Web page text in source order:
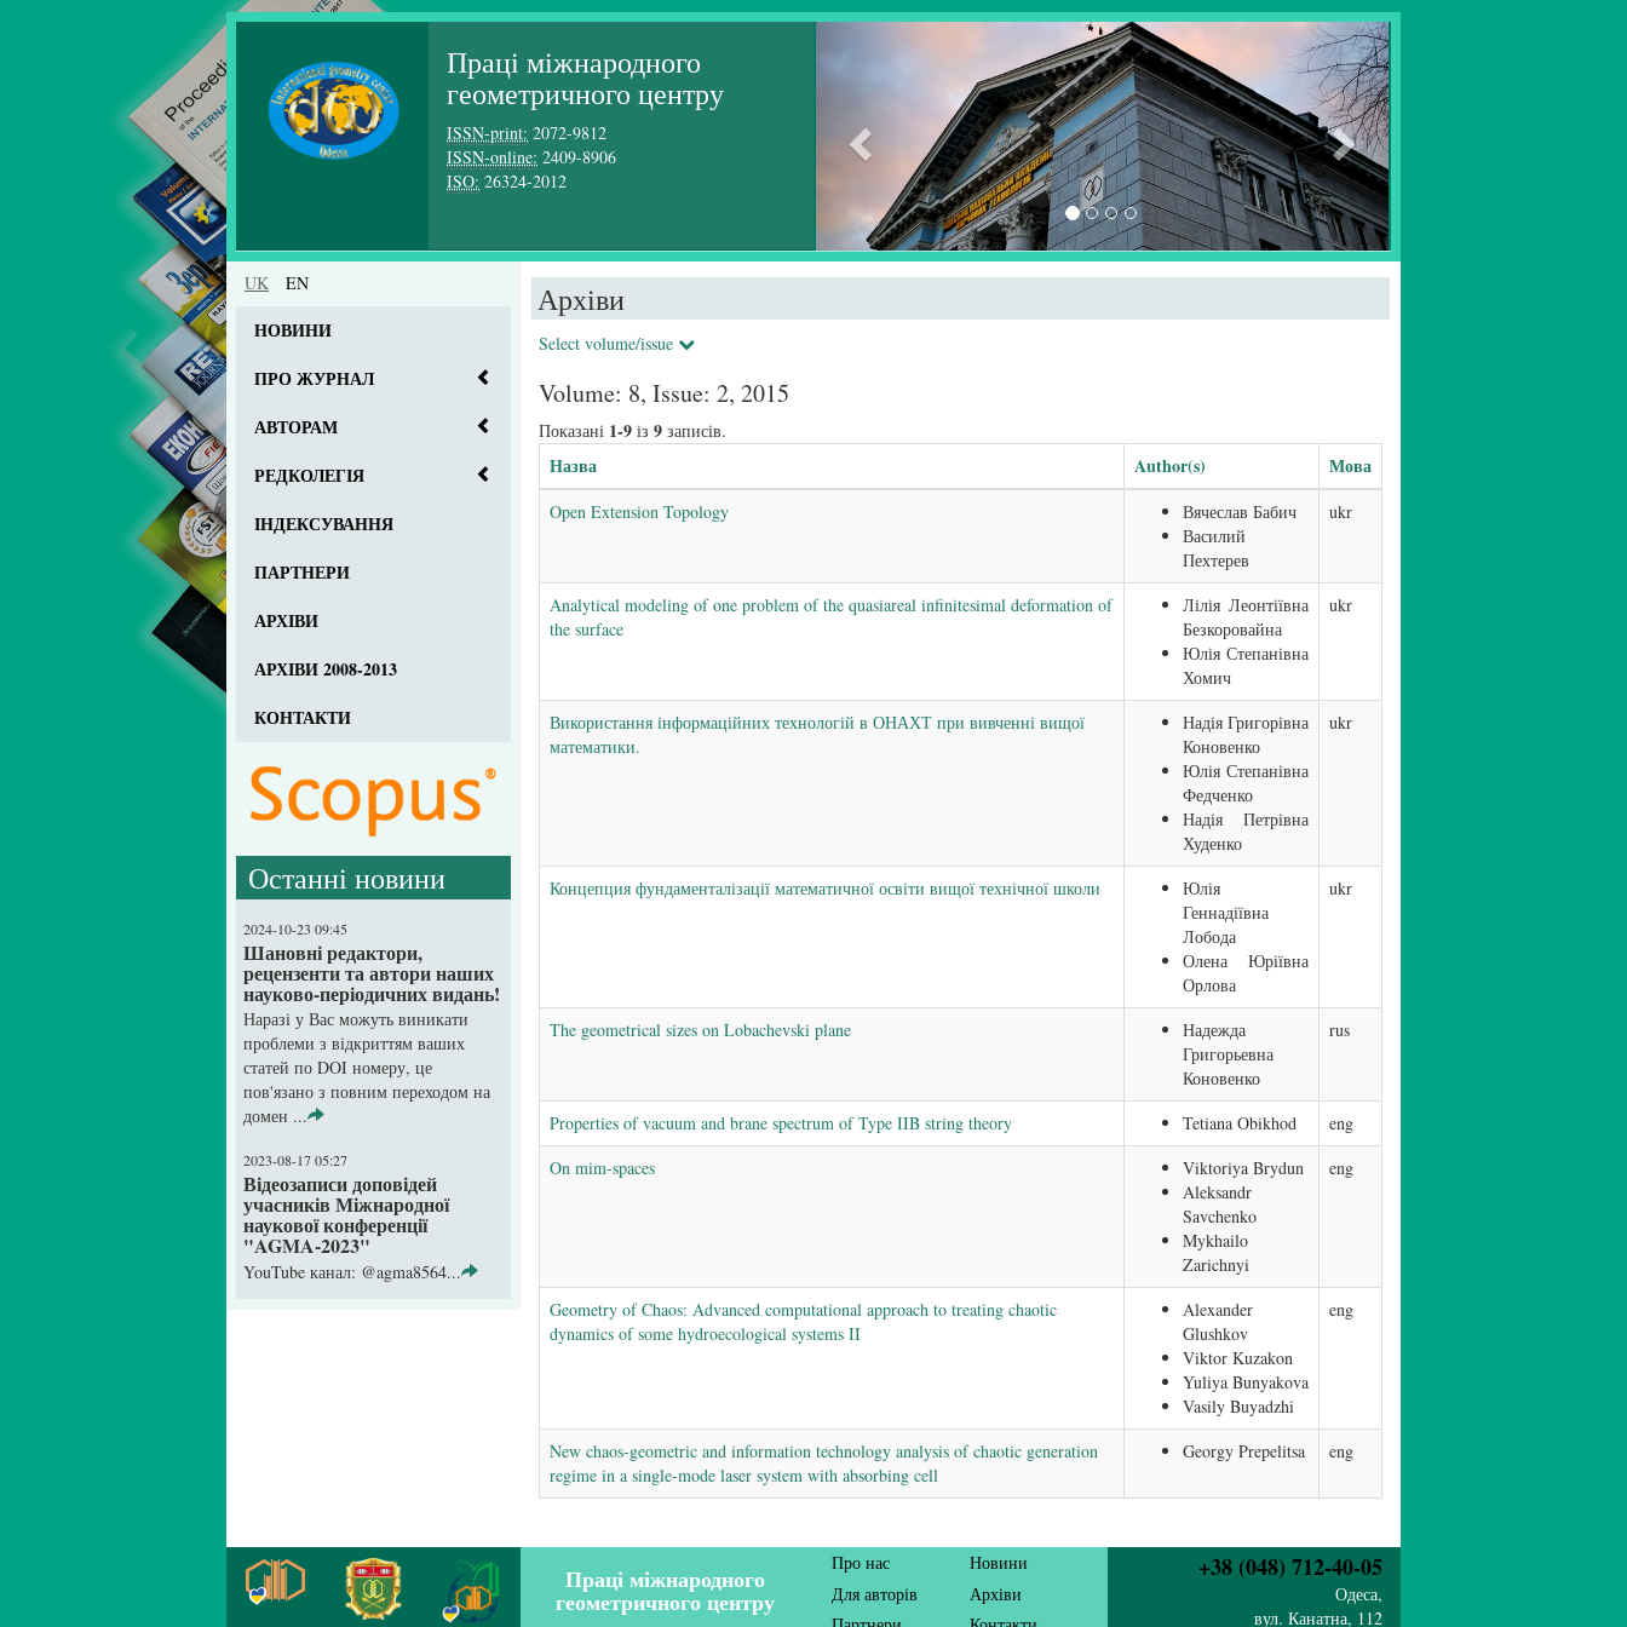
Праці міжнародного
геометричного центру
ISSN-print: 2072-9812
ISSN-online: 2409-8906
ISO: 26324-2012
UK EN
НОВИНИ
ПРО ЖУРНАЛ
АВТОРАМ
РЕДКОЛЕГІЯ
ІНДЕКСУВАННЯ
ПАРТНЕРИ
АРХІВИ
АРХІВИ 2008-2013
КОНТАКТИ
Останні новини
2024-10-23 09:45
Шановні редактори,
рецензенти та автори наших
науково-періодичних видань!
Наразі у Вас можуть виникати
проблеми з відкриттям ваших
статей по DOI номеру, це
пов'язано з повним переходом на
домен ...
2023-08-17 05:27
Відеозаписи доповідей
учасників Міжнародної
наукової конференції
"AGMA-2023"
YouTube канал: @agma8564...
Архіви
Select volume/issue
Volume: 8, Issue: 2, 2015
Показані 1-9із 9записів.
Назва Author(s) Мова
Open Extension Topology
Вячеслав Бабич
Василий
Пехтерев
ukr
Analytical modeling of one problem of the quasiareal infinitesimal deformation of
the surface
Лілія Леонтіївна
Безкоровайна
Юлія Степанівна
Хомич
ukr
Використання інформаційних технологій в ОНАХТ при вивченні вищої
математики.
Надія Григорівна
Коновенко
Юлія Степанівна
Федченко
Надія Петрівна
Худенко
ukr
Концепция фундаменталізації математичної освіти вищої технічної школи
Юлія
Геннадіївна
Лобода
Олена Юріївна
Орлова
ukr
The geometrical sizes on Lobachevski plane
Надежда
Григорьевна
Коновенко
rus
Properties of vacuum and brane spectrum of Type IIB string theory Tetiana Obikhod
eng
On mim-spaces
Viktoriya Brydun
Aleksandr
Savchenko
Mykhailo
Zarichnyi
eng
Geometry of Chaos: Advanced computational approach to treating chaotic
dynamics of some hydroecological systems II
Alexander
Glushkov
Viktor Kuzakon
Yuliya Bunyakova
Vasily Buyadzhi
eng
New chaos-geometric and information technology analysis of chaotic generation
regime in a single-mode laser system with absorbing cell
Georgy Prepelitsa eng
Праці міжнародного
геометричного центру
Про нас
Новини
Для авторів
Архіви
+38 (048) 712-40-05
Одеса,
вул. Канатна, 112